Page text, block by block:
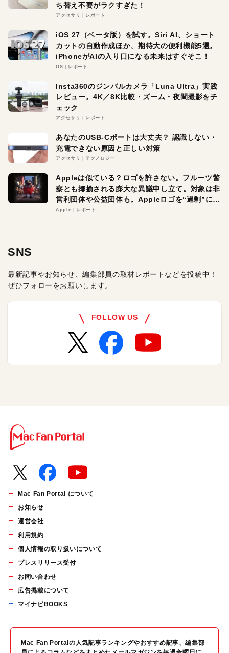
ち替え不要がラクすぎた！
アクセサリ レポート
iOS 27（ベータ版）を試す。Siri AI、ショート
カットの自動作成ほか、期待大の便利機能5選。
iPhoneがAIの入り口になる未来はすぐそこ！
OS レポート
Insta360のジンバルカメラ「Luna Ultra」実践
レビュー。4K／8K比較・ズーム・夜間撮影をチ
ェック
アクセサリ レポート
あなたのUSB-Cポートは大丈夫？ 認識しない・
充電できない原因と正しい対策
アクセサリ テクノロジー
Appleは似ている？ロゴを許さない。フルーツ警
察とも揶揄される膨大な異議申し立て。対象は非
営利団体や公益団体も。Appleロゴを“過剰”に守
る理由とは
Apple レポート
SNS
最新記事やお知らせ、編集部員の取材レポートなどを投稿中！
ぜひフォローをお願いします。
FOLLOW US
Mac Fan Portal について
お知らせ
運営会社
利用規約
個人情報の取り扱いについて
プレスリリース受付
お問い合わせ
広告掲載について
マイナビBOOKS
Mac Fan Portalの人気記事ランキングやおすすめ記事、編集部